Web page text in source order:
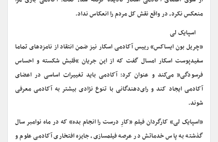
منعکس نکرد، در واقع نقش کل مردم را انعکاس نداد.
اسپایک لی
«چریل بون ایساکس» رییس آکادمی اسکار نیز ضمن انتقاد از نامزدهای تماما
سفیدپوست اسکار امسال گفت که از این جریان “قلبش شکسته و احساس
فرسودگی” می‌کند و عنوان کرد: آکادمی باید تغییرات اساسی در اعضای
آکادمی ایجاد کند و رای‌دهندگانی با تنوع نژادی بیشتر به آکادمی معرفی
شوند.
«اسپایک لی» کارگردان فیلم «کارِ درست را انجام بده» که در ماه نوامبر سال
گذشته به پاس خدماتش در عرصه فیلمسازی، جایزه افتخاری آکادمی علوم و